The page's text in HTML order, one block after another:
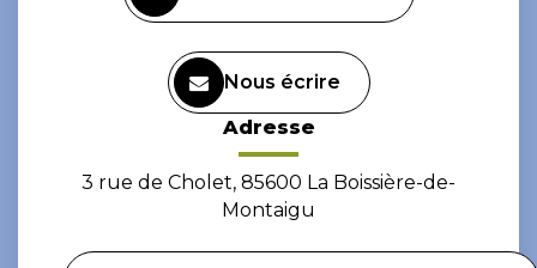
Nous écrire
Adresse
3 rue de Cholet, 85600 La Boissière-de-
Montaigu